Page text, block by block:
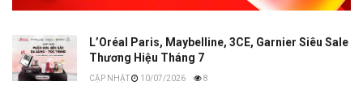
L’Oréal Paris, Maybelline, 3CE, Garnier Siêu Sale
Thương Hiệu Tháng 7
10/07/2026 8